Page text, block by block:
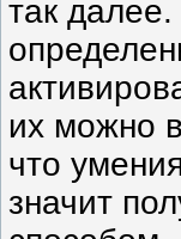
так
их можно
что
значит